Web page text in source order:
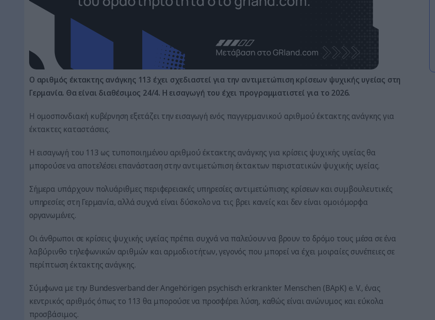
Ο αριθμός έκτακτης ανάγκης 113 έχει σχεδιαστεί για την αντιμετώπιση κρίσεων ψυχικής υγείας στη
Γερμανία. Θα είναι διαθέσιμος 24/4. Η εισαγωγή του έχει προγραμματιστεί για το 2026.
Η ομοσπονδιακή κυβέρνηση εξετάζει την εισαγωγή ενός παγγερμανικού αριθμού έκτακτης ανάγκης για
έκτακτες καταστάσεις.
Η εισαγωγή του 113 ως τυποποιημένου αριθμού έκτακτης ανάγκης για κρίσεις ψυχικής υγείας θα
μπορούσε να αποτελέσει επανάσταση στην αντιμετώπιση έκτακτων περιστατικών ψυχικής υγείας.
Σήμερα υπάρχουν πολυάριθμες περιφερειακές υπηρεσίες αντιμετώπισης κρίσεων και συμβουλευτικές
υπηρεσίες στη Γερμανία, αλλά συχνά είναι δύσκολο να τις βρει κανείς και δεν είναι ομοιόμορφα
οργανωμένες.
Οι άνθρωποι σε κρίσεις ψυχικής υγείας πρέπει συχνά να παλεύουν να βρουν το δρόμο τους μέσα σε ένα
λαβύρινθο τηλεφωνικών αριθμών και αρμοδιοτήτων, γεγονός που μπορεί να έχει μοιραίες συνέπειες σε
περίπτωση έκτακτης ανάγκης.
Σύμφωνα με την Bundesverband der Angehörigen psychisch erkrankter Menschen (BApK) e. V., ένας
κεντρικός αριθμός όπως το 113 θα μπορούσε να προσφέρει λύση, καθώς είναι ανώνυμος και εύκολα
προσβάσιμος.